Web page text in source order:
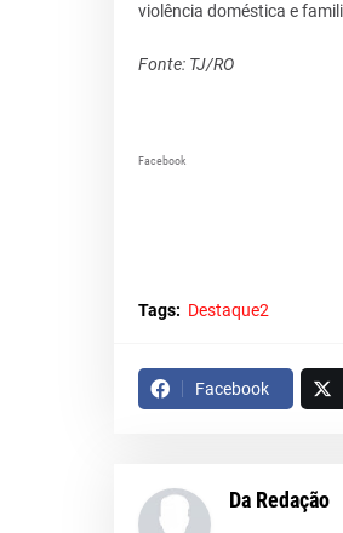
violência doméstica e
Fonte: TJ/RO
Facebook
Tags: Destaque2
Facebook
Da Redação